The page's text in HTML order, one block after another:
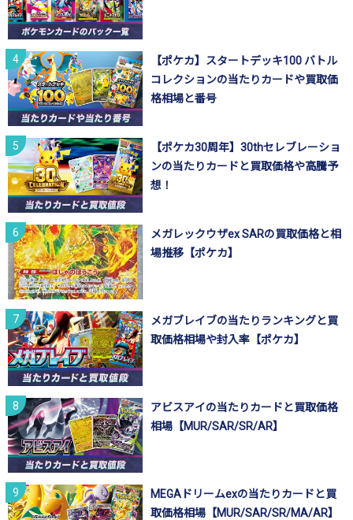
【ポケカ】スタートデッキ100 バトル
コレクションの当たりカードや買取価
格相場と番号
【ポケカ30周年】30thセレブレーショ
ンの当たりカードと買取価格や高騰予
想！
メガレックウザex SARの買取価格と相
場推移【ポケカ】
メガブレイブの当たりランキングと買
取価格相場や封入率【ポケカ】
アビスアイの当たりカードと買取価格
相場【MUR/SAR/SR/AR】
MEGAドリームexの当たりカードと買
取価格相場【MUR/SAR/SR/MA/AR】